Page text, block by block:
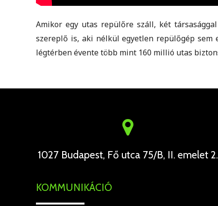
Amikor egy utas repülőre száll, két
szereplő is, aki nélkül egyetlen repülőgép sem
légtérben évente több mint 160 millió utas
1027 Budapest, Fő utca 75/B, II. emelet 2.
KOMMUNIKÁCIÓ